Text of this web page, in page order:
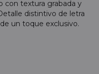
con textura grabada y
distintivo de letra
un toque exclusivo.